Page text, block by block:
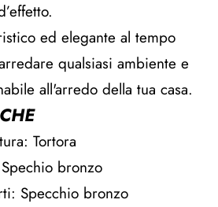
ed elegante al tempo
qualsiasi ambiente e
all'arredo della tua casa.
Tortora
bronzo
Specchio bronzo